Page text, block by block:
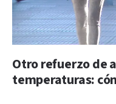
Otro refuerzo de
temperaturas: